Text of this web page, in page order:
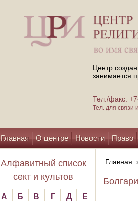
Центр
занимается
Тел./факс:
Тел. для
Главная О центре Новости Право
Помощь центру
Алфавитный список
сект и культов
А Б В Г Д
Е
Главная